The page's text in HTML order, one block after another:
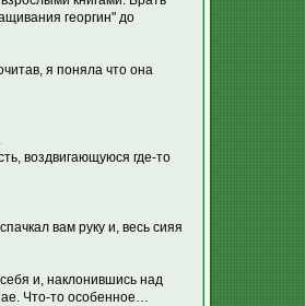
георгин" до
я поняла что она
воздвигающуюся где-то
вам руку и, весь сияя
и, наклонившись над
Что-то особенное…